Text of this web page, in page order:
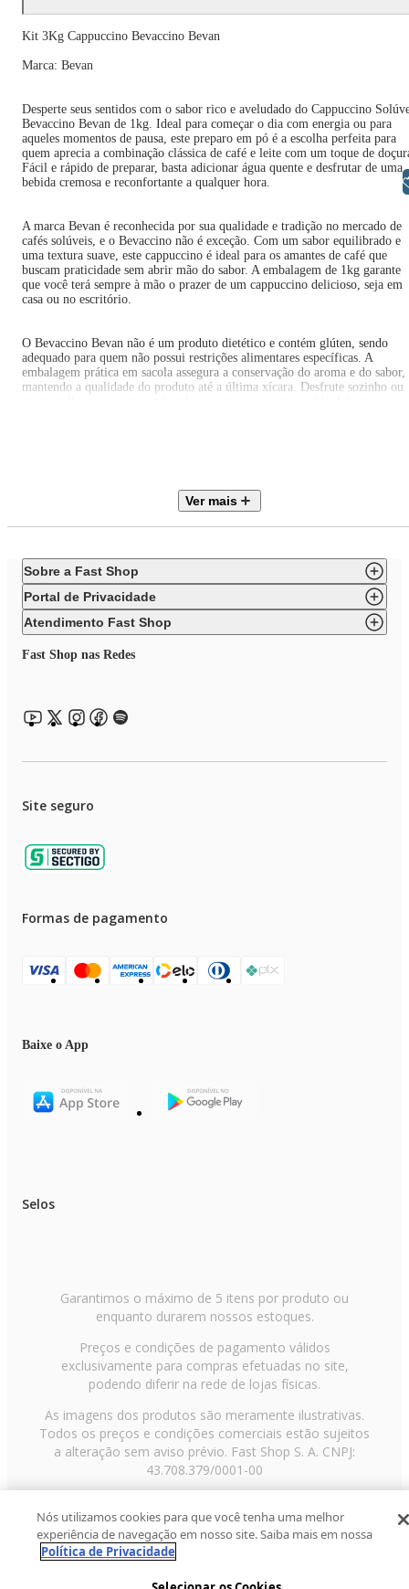
Kit 3Kg Cappuccino Bevaccino Bevan
Marca: Bevan
Desperte seus sentidos com o sabor rico e aveludado do Cappuccino
Bevaccino Bevan de 1kg. Ideal para começar o dia com energia ou para
aqueles momentos de pausa, este preparo em pó é a escolha perfeita para
quem aprecia a combinação clássica de café e leite com um toque de
Fácil e rápido de preparar, basta adicionar água quente e desfrutar de uma
bebida cremosa e reconfortante a qualquer hora.
A marca Bevan é reconhecida por sua qualidade e tradição no mercado de
cafés solúveis, e o Bevaccino não é exceção. Com um sabor equilibrado e
uma textura suave, este cappuccino é ideal para os amantes de café que
buscam praticidade sem abrir mão do sabor. A embalagem de 1kg garante
que você terá sempre à mão o prazer de um cappuccino delicioso, seja em
casa ou no escritório.
O Bevaccino Bevan não é um produto dietético e contém glúten, sendo
adequado para quem não possui restrições alimentares específicas. A
embalagem prática em sacola assegura a conservação do aroma e do sabor,
mantendo a qualidade do produto até a última xícara. Desfrute sozinho ou
convida a uma pausa relaxante no meio da rotina agitada. Adicione este
cappuccino à sua rotina e sinta o conforto de uma bebida quente e saborosa
Ver mais
Sobre a Fast Shop
Portal de Privacidade
Atendimento Fast Shop
Fast Shop nas Redes
Site seguro
Formas de pagamento
Baixe o App
Selos
Garantimos o máximo de 5 itens por produto ou
enquanto durarem nossos estoques.
Preços e condições de pagamento válidos
exclusivamente para compras efetuadas no site,
podendo diferir na rede de lojas físicas.
As imagens dos produtos são meramente ilustrativas.
Todos os preços e condições comerciais estão sujeitos
a alteração sem aviso prévio. Fast Shop S. A. CNPJ:
43.708.379/0001-00
Paulo/SP, CEP 02029-001, Telefone: 11 3003-3728 ©
2013 Fast Shop - Todos os direitos reservadosRF
Nós utilizamos cookies para que você tenha uma melhor
experiência de navegação em nosso site. Saiba mais em nossa
Política de Privacidade